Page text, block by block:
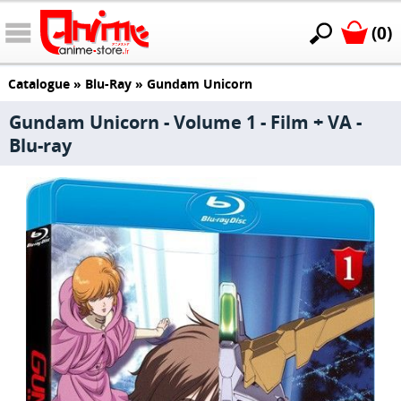
(0)
Catalogue» Blu-Ray» Gundam Unicorn
Gundam Unicorn - Volume 1 - Film + VA -
Blu-ray